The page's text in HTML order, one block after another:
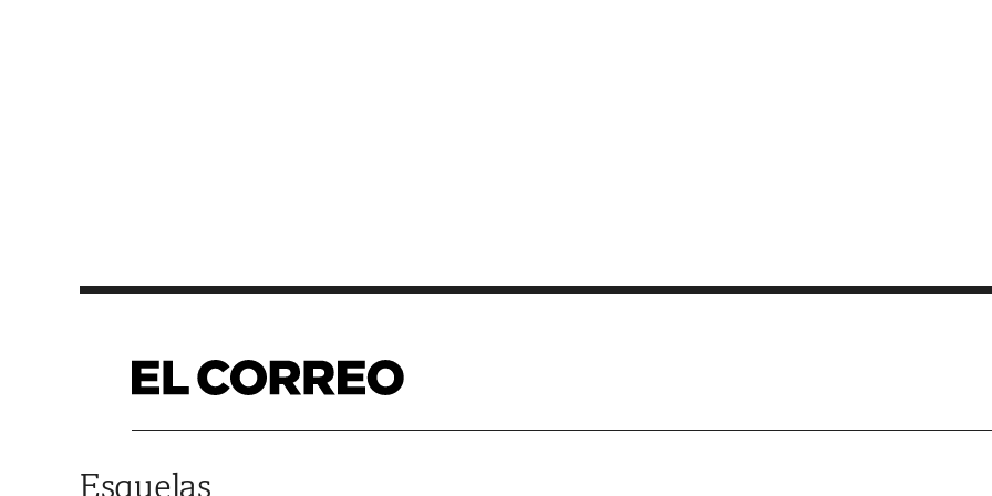
Esquelas